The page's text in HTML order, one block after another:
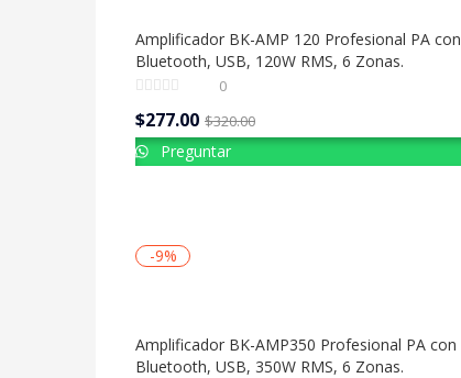
Amplificador BK-AMP 120 Profesional PA con
Bluetooth, USB, 120W RMS, 6 Zonas.
0
$277.00 $320.00
Preguntar
-9%
Amplificador BK-AMP350 Profesional PA con
Bluetooth, USB, 350W RMS, 6 Zonas.